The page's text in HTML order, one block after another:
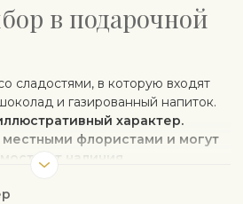
в подарочной
сладостями, в которую входят
и газированный напиток.
характер.
флористами и могут
от наличия.
проверит возраст